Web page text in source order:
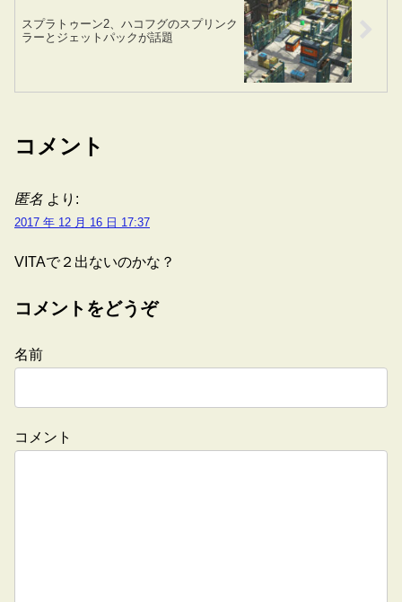
スプラトゥーン2、ハコフグのスプリンク
ラーとジェットパックが話題
コメント
匿名 より:
2017 年 12 月 16 日 17:37
VITAで２出ないのかな？
コメントをどうぞ
名前
コメント